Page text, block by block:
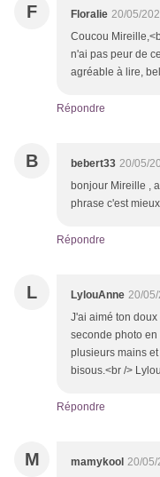
F Floralie 20/05/
Coucou
n'ai pas peur de
agréable à lire,
Répondre
B bebert33 20/05/
bonjour Mireille ,
phrase c'est
Répondre
L LylouAnne 20/
J'ai aimé ton
seconde photo
plusieurs mains
bisous.<br /> Lylou
Répondre
M mamykool 20/05/